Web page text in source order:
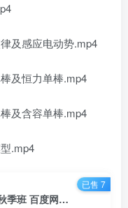
及感应电动势.mp4
及恒力单棒.mp4
及含容单棒.mp4
.mp4
林婉晴 2026高三物理 高考物理 一轮秋季班 百度网盘下载
已售 7